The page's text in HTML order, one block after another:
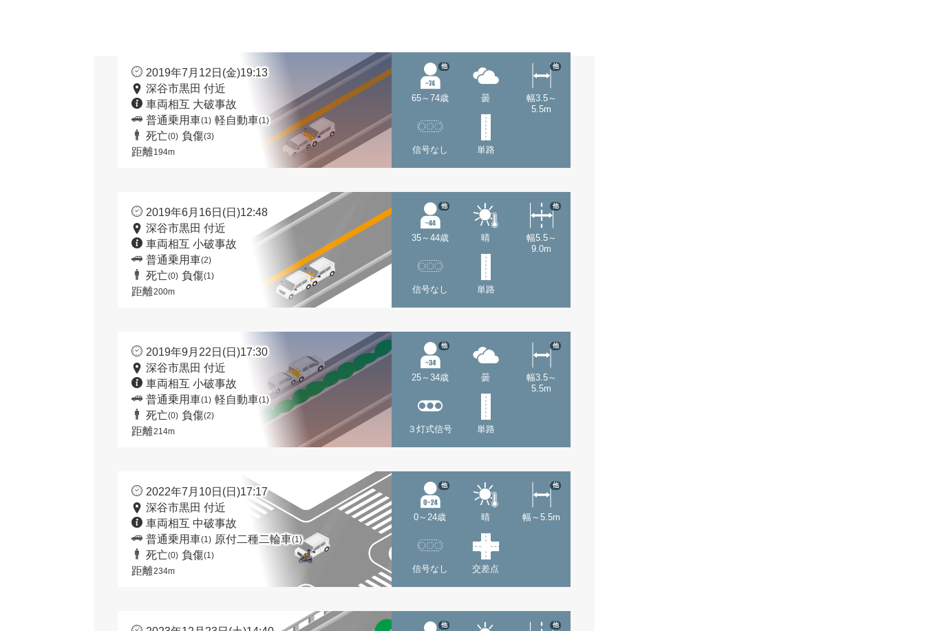
2019年7月12日(金)19:13
深谷市黒田 付近
車両相互 大破事故
普通乗用車(1) 軽自動車(1)
死亡(0) 負傷(3)
距離194m
65～74歳
他
曇
幅3.5～
5.5m
他
信号なし 単路
2019年6月16日(日)12:48
深谷市黒田 付近
車両相互 小破事故
普通乗用車(2)
死亡(0) 負傷(1)
距離200m
35～44歳
他
晴
幅5.5～
9.0m
他
信号なし 単路
2019年9月22日(日)17:30
深谷市黒田 付近
車両相互 小破事故
普通乗用車(1) 軽自動車(1)
死亡(0) 負傷(2)
距離214m
25～34歳
他
曇
幅3.5～
5.5m
他
３灯式信号 単路
2022年7月10日(日)17:17
深谷市黒田 付近
車両相互 中破事故
普通乗用車(1) 原付二種二輪車(1)
死亡(0) 負傷(1)
距離234m
0～24歳
他
晴 幅～5.5m
他
信号なし 交差点
他 他